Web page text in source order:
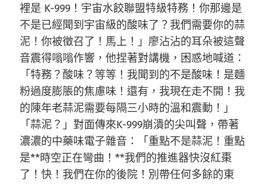
裡是 K-999！宇宙水餃聯盟特級特務！你那邊是
不是已經聞到宇宙級的酸味了？我們需要你的蒜
泥！你被徵召了！馬上！」廖沾沾的耳朵被這聲
音震得嗡嗡作響，他捏著對講機，困惑地喊道：
「特務？酸味？等等！我聞到的不是酸味！是麵
粉過度膨脹的焦慮味！還有，我現在走不開！我
的陳年老蒜泥需要每隔三小時的溫和震動！」
「蒜泥？」對面傳來K-999崩潰的尖叫聲，帶著
濃濃的中藥味電子雜音：「重點不是蒜泥！重點
是**時空正在彎曲！**我們的推進器快沒紅棗
了！快！我們在你的後院！別帶任何多餘的東